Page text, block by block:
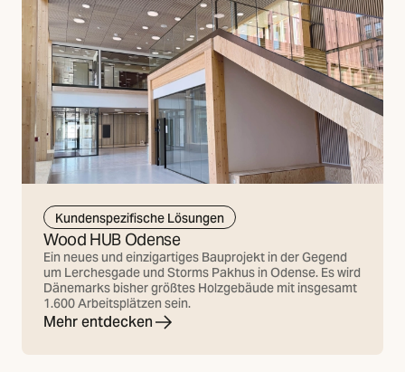
Kundenspezifische Lösungen
Wood HUB Odense
Ein neues und einzigartiges Bauprojekt in der Gegend
um Lerchesgade und Storms Pakhus in Odense. Es wird
Dänemarks bisher größtes Holzgebäude mit insgesamt
1.600 Arbeitsplätzen sein.
Mehr entdecken